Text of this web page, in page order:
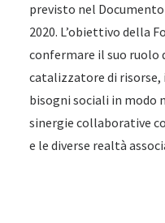
previsto nel
2020. L’obiettivo della
confermare il suo ruolo
catalizzatore di risorse,
bisogni sociali in modo
sinergie collaborative
e le diverse realtà